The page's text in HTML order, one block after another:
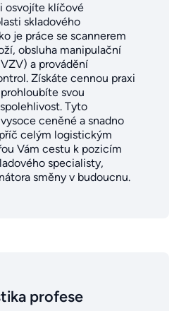
osvojíte klíčové
skladového
je práce se scannerem
obsluha manipulační
a provádění
Získáte cennou praxi
svou
Tyto
ceněné a snadno
celým logistickým
Vám cestu k pozicím
specialisty,
směny v budoucnu.
profese